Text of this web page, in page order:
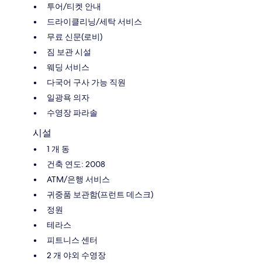
투어/티켓 안내
드라이클리닝/세탁 서비스
무료 신문(로비)
짐 보관 시설
웨딩 서비스
다국어 구사 가능 직원
일광욕 의자
수영장 파라솔
시설
1 개 동
건축 연도: 2008
ATM/은행 서비스
귀중품 보관함(프런트 데스크)
정원
테라스
피트니스 센터
2 개 야외 수영장